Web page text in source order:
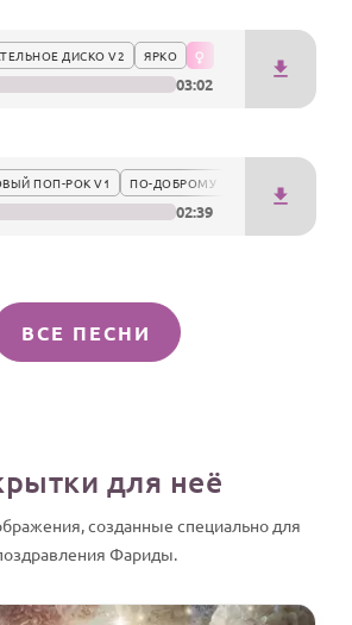
ДИСКО V2 ЯРКО
03:02
ПОП-РОК V1 ПО-ДОБРОМУ
02:39
ВСЕ ПЕСНИ
для неё
созданные специально для
Фариды.